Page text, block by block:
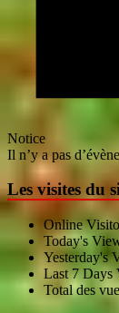
Notice
Il n’y a pas
Les visites du
Online
Today's
Yesterday's
Last 7 Days
Total des